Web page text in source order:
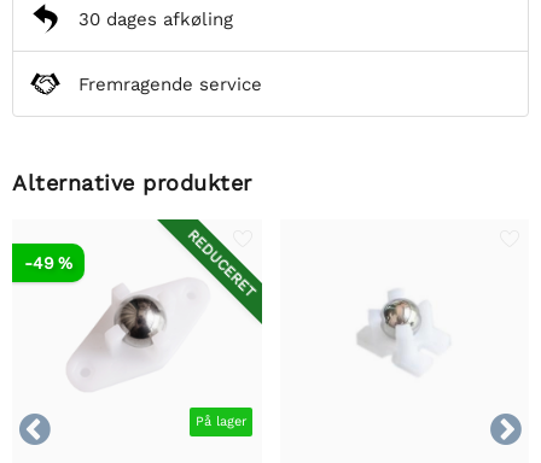
30 dages afkøling
Fremragende service
Alternative produkter


REDUCERET
På lager
-49 %